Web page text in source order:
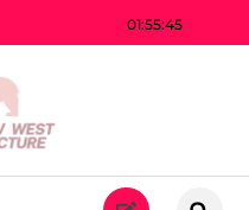
01:55:46